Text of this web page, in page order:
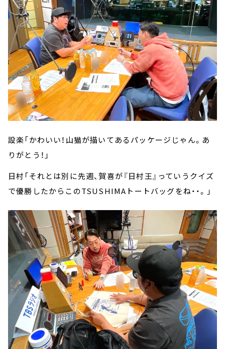
設楽「かわいい！山猫が描いてあるパッケージじゃん。あ
りがとう！」
日村「それとは別に先週、賀喜が『日村王』っていうクイズ
で優勝したからこのTSUSHIMAトートバッグをね・・。」